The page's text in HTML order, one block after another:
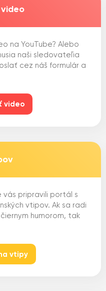
na YouTube? Alebo
naši sledovateľia
cez náš formulár a
video
vás pripravili portál s
vtipov. Ak sa radi
humorom, tak
vtipy